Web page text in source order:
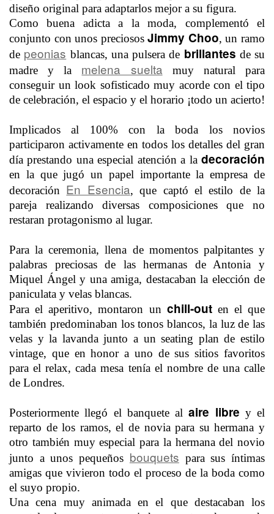
diseño original para adaptarlos mejor a su figura.
Como buena adicta a la moda, complementó el
conjunto con unos preciososJimmy Choo, un ramo
de peonias blancas, una pulsera de brillantes de su
madre y la melena suelta muy natural para
conseguir un look sofisticado muy acorde con el tipo
de celebración, el espacio y el horario ¡todo un acierto!
Implicados al 100% con la boda los novios
participaron activamente en todos los detalles del gran
día prestando una especial atención a la decoración
en la que jugó un papel importante la empresa de
decoración En Esencia, que captó el estilo de la
pareja realizando diversas composiciones que no
restaran protagonismo al lugar.
Para la ceremonia, llena de momentos palpitantes y
palabras preciosas de las hermanas de Antonia y
Miquel Ángel y una amiga, destacaban la elección de
paniculata y velas blancas.
Para el aperitivo, montaron unchill-outen el que
también predominaban los tonos blancos, la luz de las
velas y la lavanda junto a un seating plan de estilo
vintage, que en honor a uno de sus sitios favoritos
para el relax, cada mesa tenía el nombre de una calle
de Londres.
Posteriormente llegó el banquete al aire libre y el
reparto de los ramos, el de novia para su hermana y
otro también muy especial para la hermana del novio
junto a unos pequeños bouquets para sus íntimas
amigas que vivieron todo el proceso de la boda como
el suyo propio.
Una cena muy animada en el que destacaban los